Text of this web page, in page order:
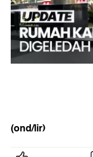
(ond/lir)